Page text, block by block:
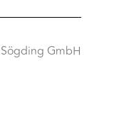
GmbH